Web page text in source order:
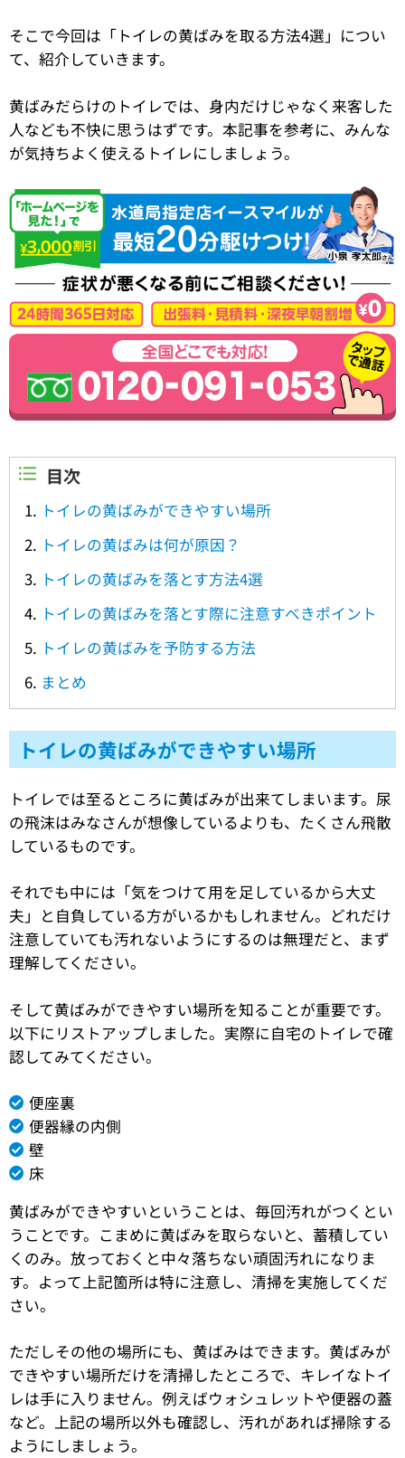
そこで今回は「トイレの黄ばみを取る方法4選」につい
て、紹介していきます。
黄ばみだらけのトイレでは、身内だけじゃなく来客した
人なども不快に思うはずです。本記事を参考に、みんな
が気持ちよく使えるトイレにしましょう。
目次
トイレの黄ばみができやすい場所
トイレの黄ばみは何が原因？
トイレの黄ばみを落とす方法4選
トイレの黄ばみを落とす際に注意すべきポイント
トイレの黄ばみを予防する方法
まとめ
トイレの黄ばみができやすい場所
トイレでは至るところに黄ばみが出来てしまいます。尿
の飛沫はみなさんが想像しているよりも、たくさん飛散
しているものです。
それでも中には「気をつけて用を足しているから大丈
夫」と自負している方がいるかもしれません。どれだけ
注意していても汚れないようにするのは無理だと、まず
理解してください。
そして黄ばみができやすい場所を知ることが重要です。
以下にリストアップしました。実際に自宅のトイレで確
認してみてください。
便座裏
便器縁の内側
壁
床
黄ばみができやすいということは、毎回汚れがつくとい
うことです。こまめに黄ばみを取らないと、蓄積してい
くのみ。放っておくと中々落ちない頑固汚れになりま
す。よって上記箇所は特に注意し、清掃を実施してくだ
さい。
ただしその他の場所にも、黄ばみはできます。黄ばみが
できやすい場所だけを清掃したところで、キレイなトイ
レは手に入りません。例えばウォシュレットや便器の蓋
など。上記の場所以外も確認し、汚れがあれば掃除する
ようにしましょう。